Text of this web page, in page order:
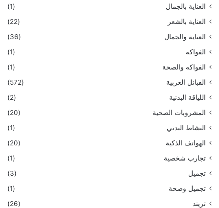
العناية بالجمال
(1)
العناية بالشعر
(22)
العناية والجمال
(36)
الفواكه
(1)
الفواكه والصحة
(1)
القبائل العربية
(572)
اللياقة البدنية
(2)
المشروبات الصحية
(20)
النشاط البدني
(1)
الهواتف الذكية
(20)
تجارب شخصية
(1)
تجميل
(3)
تجميل وصحة
(1)
تريند
(26)